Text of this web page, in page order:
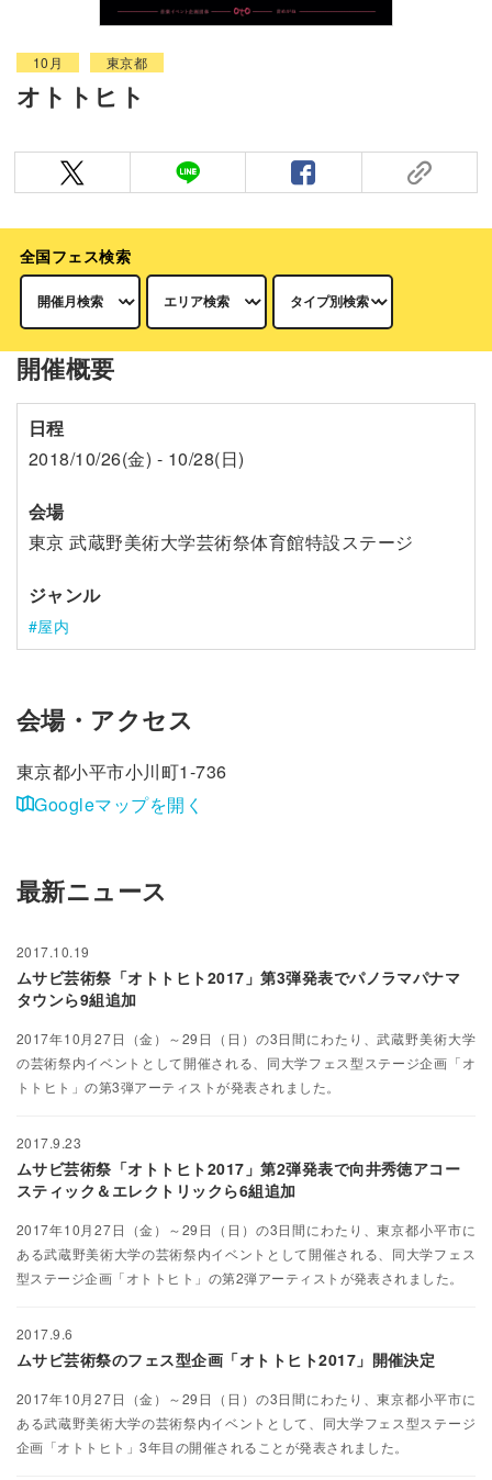
10月 東京都
オトトヒト
全国フェス検索
開催概要
日程
2018/10/26(金) - 10/28(日)
会場
東京 武蔵野美術大学芸術祭体育館特設ステージ
ジャンル
屋内
会場・アクセス
東京都小平市小川町1-736
Googleマップを開く
最新ニュース
2017.10.19
ムサビ芸術祭「オトトヒト2017」第3弾発表でパノラマパナマ
タウンら9組追加
2017年10月27日（金）～29日（日）の3日間にわたり、武蔵野美術大学
の芸術祭内イベントとして開催される、同大学フェス型ステージ企画「オ
トトヒト」の第3弾アーティストが発表されました。
2017.9.23
ムサビ芸術祭「オトトヒト2017」第2弾発表で向井秀徳アコー
スティック＆エレクトリックら6組追加
2017年10月27日（金）～29日（日）の3日間にわたり、東京都小平市に
ある武蔵野美術大学の芸術祭内イベントとして開催される、同大学フェス
型ステージ企画「オトトヒト」の第2弾アーティストが発表されました。
2017.9.6
ムサビ芸術祭のフェス型企画「オトトヒト2017」開催決定
2017年10月27日（金）～29日（日）の3日間にわたり、東京都小平市に
ある武蔵野美術大学の芸術祭内イベントとして、同大学フェス型ステージ
企画「オトトヒト」3年目の開催されることが発表されました。